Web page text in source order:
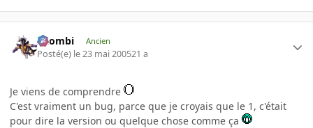
XZombi Ancien
Posté(e) le 23 mai 200521 a
Je viens de comprendre
C'est vraiment un bug, parce que je croyais que le 1, c'était
pour dire la version ou quelque chose comme ça